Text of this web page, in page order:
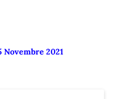
Novembre 2021